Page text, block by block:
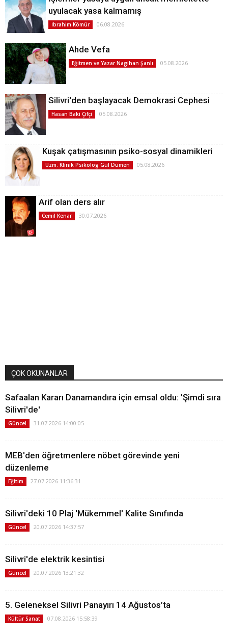
uyulacak yasa kalmamış
İbrahim Kömür 06.08.2026
Ahde Vefa
Eğitmen ve Yazar Nagihan Şanlı 05.08.2026
Silivri'den başlayacak Demokrasi Cephesi
Hasan Baki Çifçi 05.08.2026
Kuşak çatışmasının psiko-sosyal dinamikleri
Uzm. Klinik Psikolog Gül Dümen 05.08.2026
Arif olan ders alır
Cemil Kenar 30.07.2026
ÇOK OKUNANLAR
Safaalan Kararı Danamandıra için emsal oldu: 'Şimdi sıra
Silivri'de'
Güncel 31.07.2026 14:00:05
MEB'den öğretmenlere nöbet görevinde yeni
düzenleme
Eğitim 27.07.2026 11:36:31
Silivri'deki 10 Plaj 'Mükemmel' Kalite Sınıfında
Güncel 20.07.2026 14:37:57
Silivri'de elektrik kesintisi
Güncel 20.07.2026 13:21:32
5. Geleneksel Silivri Panayırı 14 Ağustos’ta
Kültür Sanat 07.08.2026 15:58:39